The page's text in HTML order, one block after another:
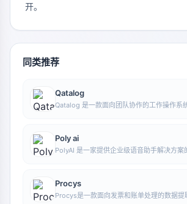
开。
同类推荐
Qatalog
Qatalog 是一款面向团队协作的工作操作系
Poly ai
PolyAI 是一家提供企业级语音助手解决方案
Procys
Procys是一款面向发票和账单处理的数据提